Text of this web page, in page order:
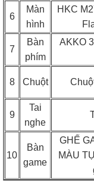
6
Màn
hình
HKC
7
Bàn
phím
AKKO
8 Chuột
9
Tai
nghe
10
Bàn
game
GHẾ
MÀU